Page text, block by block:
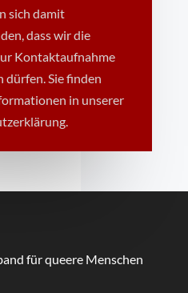
sich damit
dass wir die
Kontaktaufnahme
dürfen. Sie finden
in unserer